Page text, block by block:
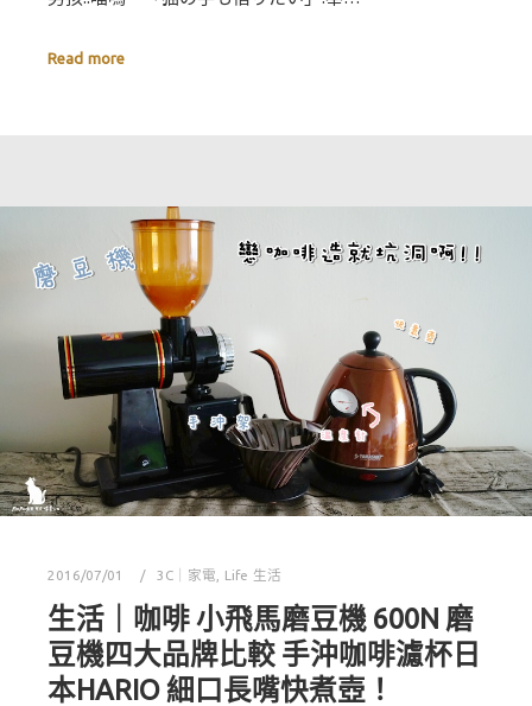
Read more
2016/07/01 3C｜家電 Life 生活
生活｜咖啡 小飛馬磨豆機 600N 磨
豆機四大品牌比較 手沖咖啡濾杯日
本HARIO 細口長嘴快煮壺！